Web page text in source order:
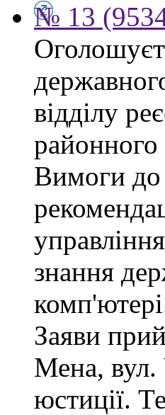
№ 13
відділу
районного
Вимоги до
знання
Заяви
Мена, вул.
юстиції.